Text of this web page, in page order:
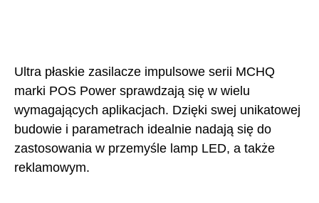
Ultra płaskie zasilacze impulsowe serii MCHQ
marki POS Power sprawdzają się w wielu
wymagających aplikacjach. Dzięki swej unikatowej
budowie i parametrach idealnie nadają się do
zastosowania w przemyśle lamp LED, a także
reklamowym.